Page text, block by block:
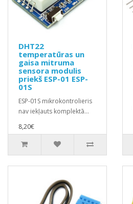
DHT22
temperatūras un
gaisa mitruma
sensora modulis
priekš ESP-01 ESP-
01S
ESP-01S mikrokontrolieris
nav iekļauts komplektā...
8,20€